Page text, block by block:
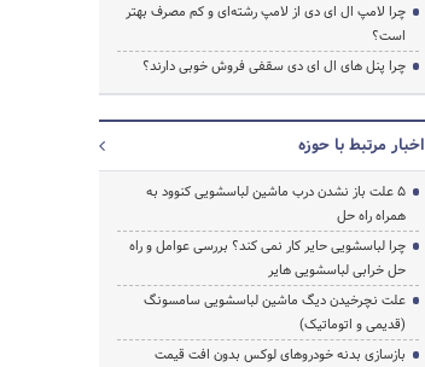
چرا لامپ ال ای دی از لامپ رشته‌ای و کم مصرف بهتر
است؟
چرا پنل های ال ای دی سقفی فروش خوبی دارند؟
اخبار مرتبط با حوزه
5 علت باز نشدن درب ماشین لباسشویی کنوود به
همراه راه حل
چرا لباسشویی حایر کار نمی کند؟ بررسی عوامل و راه
حل خرابی لباسشویی هایر
علت نچرخیدن دیگ ماشین لباسشویی سامسونگ
(قدیمی و اتوماتیک)
بازسازی بدنه خودروهای لوکس بدون افت قیمت